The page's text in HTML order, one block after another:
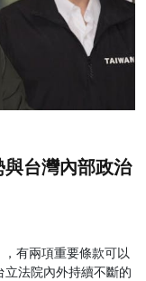
台灣內部政治
有兩項重要條款可以
法院內外持續不斷的